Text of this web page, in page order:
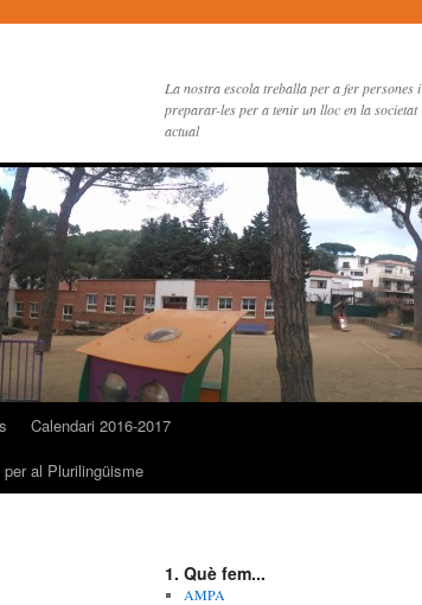
La nostra escola treballa per a fer persones i
preparar-les per a tenir un lloc en la societat
actual
Calendari 2016-2017
al Plurilingüisme
1. Què fem...
AMPA